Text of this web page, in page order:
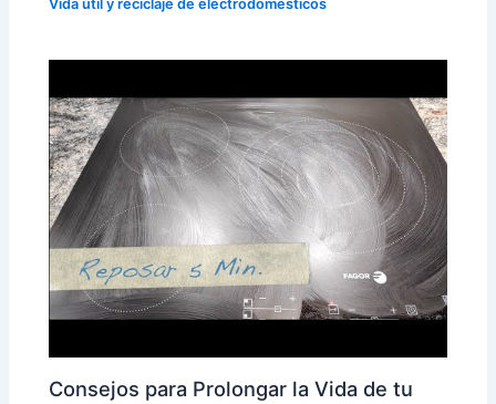
Vida útil y reciclaje de electrodomésticos
Consejos para Prolongar la Vida de tu